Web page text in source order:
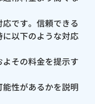
です。信頼できる
以下のような対応
その料金を提示す
性があるかを説明